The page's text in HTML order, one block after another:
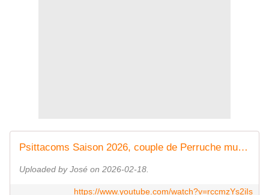
Psittacoms Saison 2026, couple de Perruche multicolore ventre rouge du Box N°2.
Uploaded by José on 2026-02-18.
https://www.youtube.com/watch?v=rccmzYs2iIs